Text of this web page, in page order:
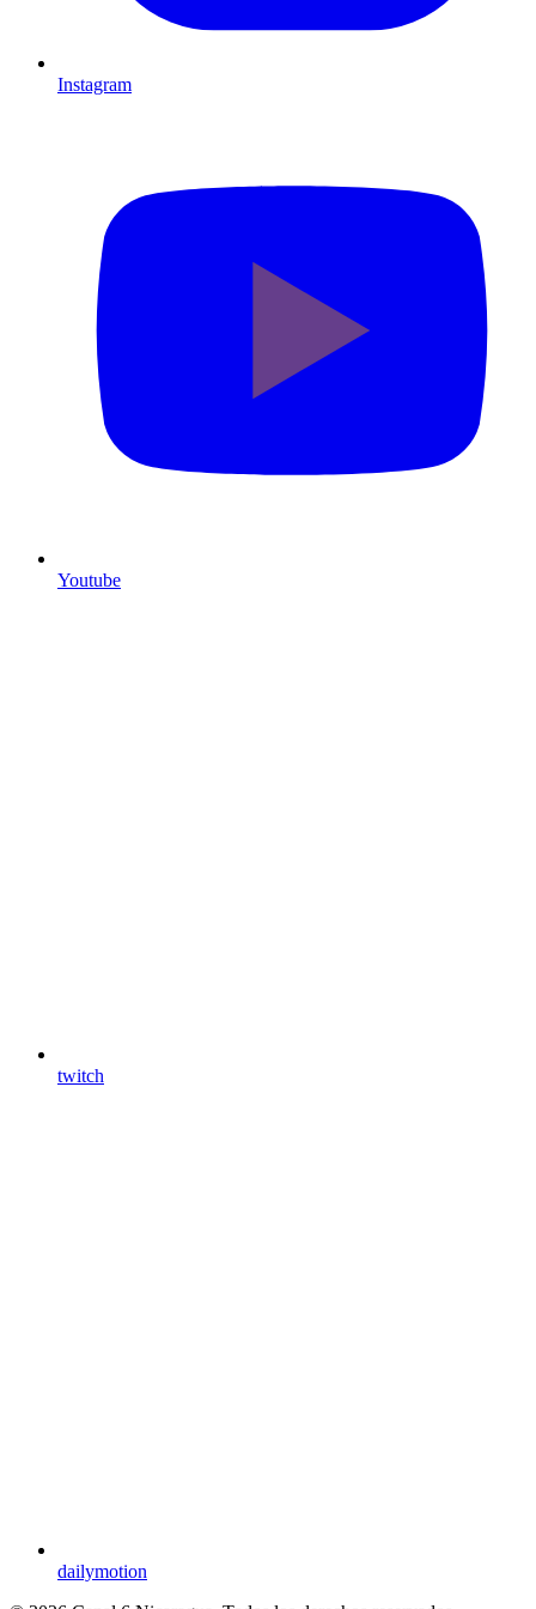
Instagram
Youtube
twitch
dailymotion